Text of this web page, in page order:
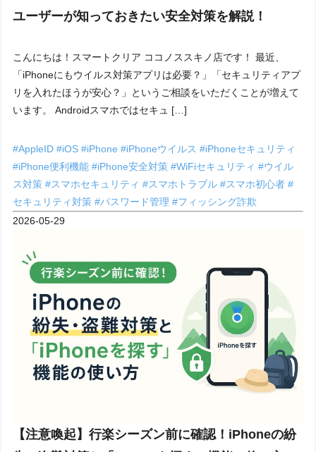
ユーザーが知っておきたい安全対策を解説！
こんにちは！スマートクリア ココノススキノ店です！ 最近、
「iPhoneにもウイルス対策アプリは必要？」「セキュリティアプ
リを入れたほうが安心？」というご相談をいただくことが増えて
います。 Androidスマホではセキュ […]
#AppleID#iOS#iPhone#iPhoneウイルス#iPhoneセキュリティ
#iPhone便利機能#iPhone安全対策#WiFiセキュリティ#ウイル
ス対策#スマホセキュリティ#スマホトラブル#スマホ初心者#
セキュリティ対策#パスワード管理#フィッシング詐欺
2026-05-29
【注意喚起】行楽シーズン前に確認！iPhoneの紛